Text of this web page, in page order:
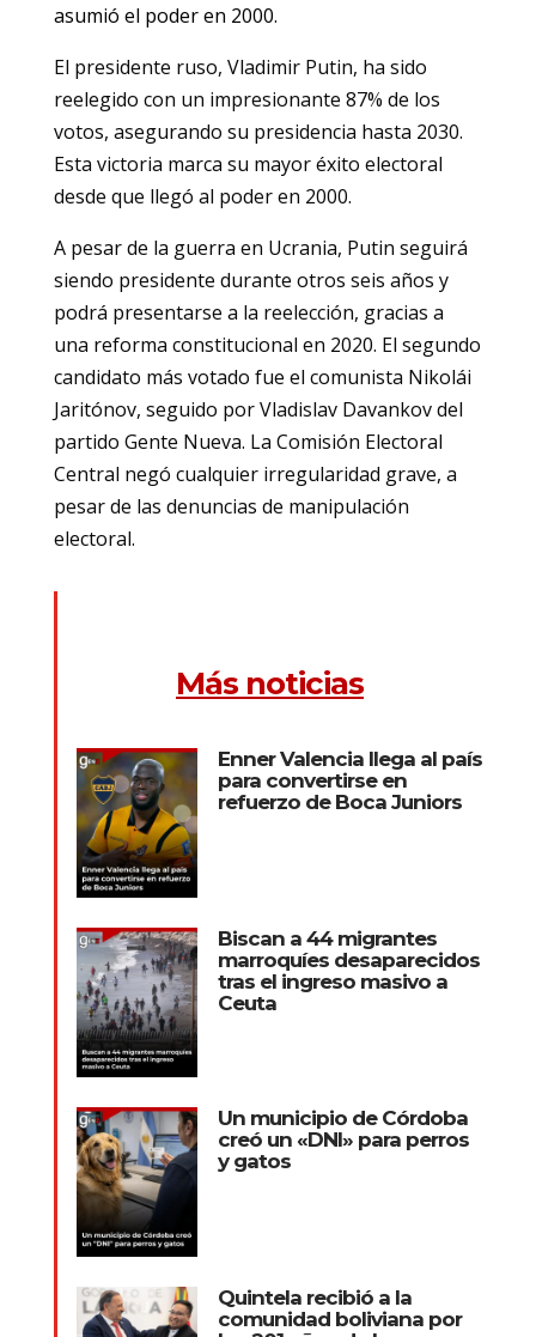
asumió el poder en 2000.
El presidente ruso, Vladimir Putin, ha sido
reelegido con un impresionante 87% de los
votos, asegurando su presidencia hasta 2030.
Esta victoria marca su mayor éxito electoral
desde que llegó al poder en 2000.
A pesar de la guerra en Ucrania, Putin seguirá
siendo presidente durante otros seis años y
podrá presentarse a la reelección, gracias a
una reforma constitucional en 2020. El segundo
candidato más votado fue el comunista Nikolái
Jaritónov, seguido por Vladislav Davankov del
partido Gente Nueva. La Comisión Electoral
Central negó cualquier irregularidad grave, a
pesar de las denuncias de manipulación
electoral.
Más noticias
Enner Valencia llega al país
para convertirse en
refuerzo de Boca Juniors
Biscan a 44 migrantes
marroquíes desaparecidos
tras el ingreso masivo a
Ceuta
Un municipio de Córdoba
creó un «DNI» para perros
y gatos
Quintela recibió a la
comunidad boliviana por